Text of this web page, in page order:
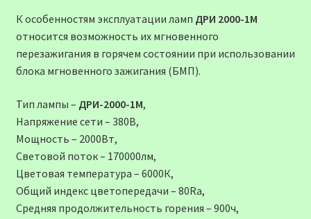
К особенностям эксплуатации ламп ДРИ 2000-1М
относится возможность их мгновенного
перезажигания в горячем состоянии при использовании
блока мгновенного зажигания (БМП).
Тип лампы – ДРИ-2000-1М,
Напряжение сети – 380В,
Мощность – 2000Вт,
Световой поток – 170000лм,
Цветовая температура – 6000К,
Общий индекс цветопередачи – 80Ra,
Средняя продолжительность горения – 900ч,